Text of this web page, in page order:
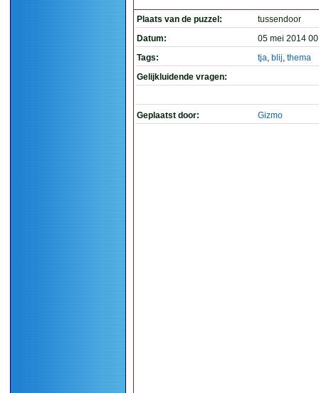
Plaats van de puzzel:
tussendoor
Datum:
05 mei 2014
Tags:
tja, blij, thema
Gelijkluidende vragen:
Geplaatst door: Gizmo